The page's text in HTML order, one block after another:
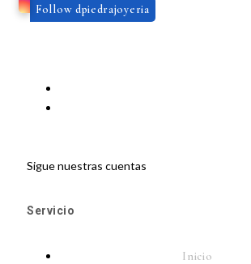
Follow dpiedrajoyeria
Sigue nuestras cuentas
Servicio
Inicio